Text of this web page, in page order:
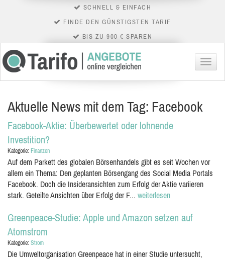
SCHNELL & EINFACH
FINDE DEN GÜNSTIGSTEN TARIF
BIS ZU 900 € SPAREN
Menü
Aktuelle News mit dem Tag: Facebook
Facebook-Aktie: Überbewertet oder lohnende
Investition?
Kategorie: Finanzen
Auf dem Parkett des globalen Börsenhandels gibt es seit Wochen vor
allem ein Thema: Den geplanten Börsengang des Social Media Portals
Facebook. Doch die Insideransichten zum Erfolg der Aktie variieren
stark. Geteilte Ansichten über Erfolg der F... weiterlesen
Greenpeace-Studie: Apple und Amazon setzen auf
Atomstrom
Kategorie: Strom
Die Umweltorganisation Greenpeace hat in einer Studie untersucht,